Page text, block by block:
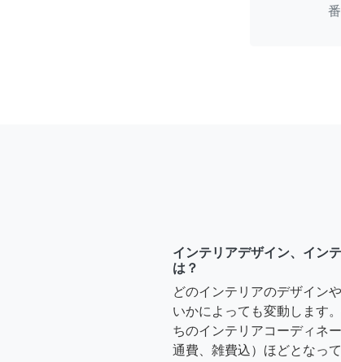
インテリアデザイン、イン
は？
どのインテリアのデザイン
いかによっても変動します
ちのインテリアコーディネ
通費、雑費込）ほどとなっ